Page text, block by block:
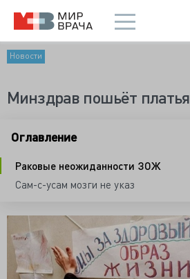
Новости
Минздрав пошьёт платья
Оглавление
Раковые неожиданности ЗОЖ
Сам-с-усам мозги не указ